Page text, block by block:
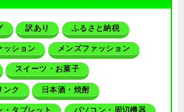
訳あり ふるさと納税
ッション メンズファッション
スイーツ・お菓子
ンク 日本酒・焼酎
・タブレット パソコン・周辺機器